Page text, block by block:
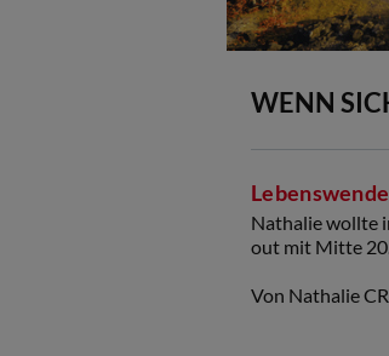
WENN
Nathalie wollte
out mit Mitte
Von Nathalie